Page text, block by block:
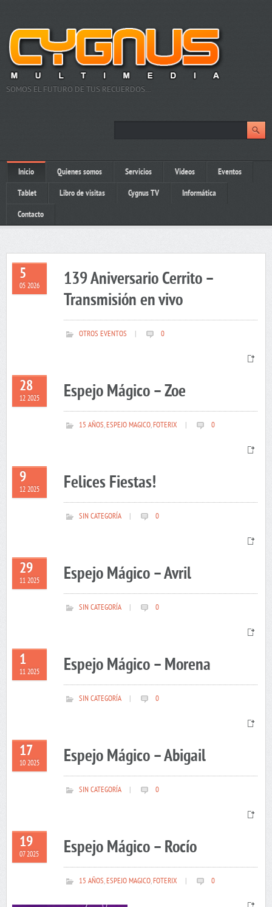
SOMOS EL FUTURO DE TUS RECUERDOS…
Inicio Quienes somos Servicios Videos Eventos
Tablet Libro de visitas Cygnus TV Informática
Contacto
5
05 2026
139 Aniversario Cerrito –
Transmisión en vivo
OTROS EVENTOS 0
28
12 2025 Espejo Mágico – Zoe
15 AÑOS,ESPEJO MAGICO,FOTERIX 0
9
12 2025 Felices Fiestas!
SIN CATEGORÍA 0
29
11 2025 Espejo Mágico – Avril
SIN CATEGORÍA 0
1
11 2025 Espejo Mágico – Morena
SIN CATEGORÍA 0
17
10 2025 Espejo Mágico – Abigail
SIN CATEGORÍA 0
19
07 2025 Espejo Mágico – Rocío
15 AÑOS,ESPEJO MAGICO,FOTERIX 0